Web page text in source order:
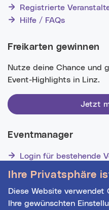
Ihre Privatsphäre
Diese Website verwendet
Ihre gewünschten
Registrierte
Hilfe / FAQs
Freikarten gewinnen
Nutze deine Chance und
Event-Highlights in Linz.
Jetzt
Eventmanager
Login für bestehende
Veranstalter*innen!